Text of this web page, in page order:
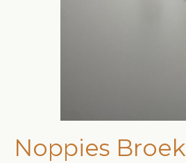
Noppies Broek